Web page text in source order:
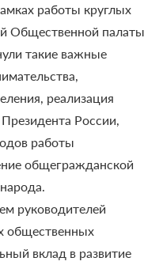
работы круглых
Общественной палаты
такие важные
реализация
России,
работы
общегражданской
руководителей
общественных
вклад в развитие